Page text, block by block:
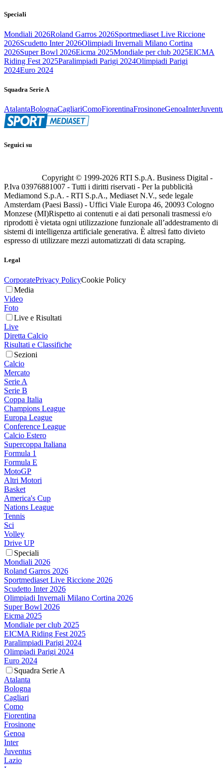
Speciali
Mondiali 2026Roland Garros 2026Sportmediaset Live Riccione
2026Scudetto Inter 2026Olimpiadi Invernali Milano Cortina
2026Super Bowl 2026Eicma 2025Mondiale per club 2025EICMA
Riding Fest 2025Paralimpiadi Parigi 2024Olimpiadi Parigi
2024Euro 2024
Squadra Serie A
AtalantaBolognaCagliariComoFiorentinaFrosinoneGenoaInter
Seguici su
Copyright © 1999-2026 RTI S.p.A. Business Digital -
P.Iva 03976881007 - Tutti i diritti riservati - Per la pubblicità
Mediamond S.p.A. - RTI S.p.A., Mediaset N.V., sede legale
Amsterdam (Paesi Bassi) - Uffici Viale Europa 46, 20093 Cologno
Monzese (MI)Rispetto ai contenuti e ai dati personali trasmessi e/o
riprodotti è vietata ogni utilizzazione funzionale all’addestramento di
sistemi di intelligenza artificiale generativa. È altresì fatto divieto
espresso di utilizzare mezzi automatizzati di data scraping.
Legal
CorporatePrivacy PolicyCookie Policy
Media
Video
Foto
Live e Risultati
Live
Diretta Calcio
Risultati e Classifiche
Sezioni
Calcio
Mercato
Serie A
Serie B
Coppa Italia
Champions League
Europa League
Conference League
Calcio Estero
Supercoppa Italiana
Formula 1
Formula E
MotoGP
Altri Motori
Basket
America's Cup
Nations League
Tennis
Sci
Volley
Drive UP
Speciali
Mondiali 2026
Roland Garros 2026
Sportmediaset Live Riccione 2026
Scudetto Inter 2026
Olimpiadi Invernali Milano Cortina 2026
Super Bowl 2026
Eicma 2025
Mondiale per club 2025
EICMA Riding Fest 2025
Paralimpiadi Parigi 2024
Olimpiadi Parigi 2024
Euro 2024
Squadra Serie A
Atalanta
Bologna
Cagliari
Como
Fiorentina
Frosinone
Genoa
Inter
Juventus
Lazio